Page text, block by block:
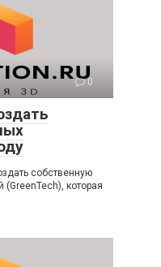
0
собственную
(GreenTech), которая